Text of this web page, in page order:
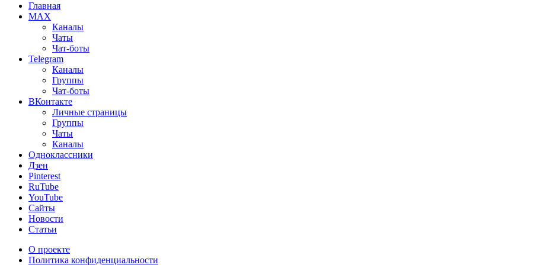
Главная
MAX
Каналы
Чаты
Чат-боты
Telegram
Каналы
Группы
Чат-боты
ВКонтакте
Личные страницы
Группы
Чаты
Каналы
Одноклассники
Дзен
Pinterest
RuTube
YouTube
Сайты
Новости
Статьи
О проекте
Политика конфиденциальности